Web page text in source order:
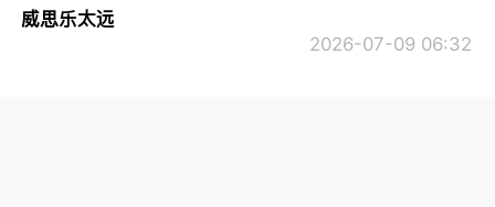
威思乐太远
2026-07-09 06:32